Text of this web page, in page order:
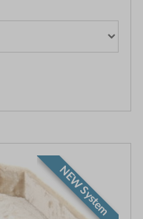
NEW System